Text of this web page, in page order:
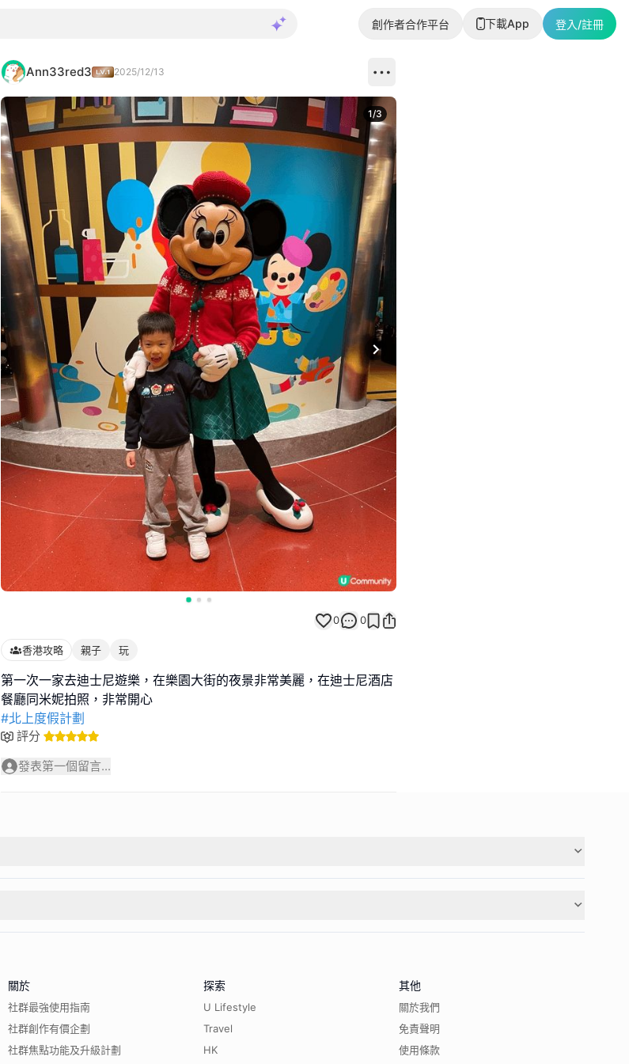
創作者合作平台 下載App 登入/註冊
Ann33red3 2025/12/13
Next slide
1/3
0 0
香港攻略 親子 玩
第一次一家去迪士尼遊樂，在樂園大街的夜景非常美麗，在迪士尼酒店
#北上度假計劃
評分
發表第一個留言...
關於
社群最強使用指南
社群創作有價企劃
社群焦點功能及升級計劃
探索
U Lifestyle
Travel
HK
其他
關於我們
免責聲明
使用條款